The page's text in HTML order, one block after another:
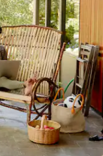
les parcourir ou en